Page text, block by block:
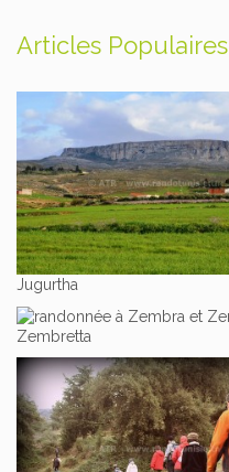
Articles Populaires
Jugurtha
Zembretta